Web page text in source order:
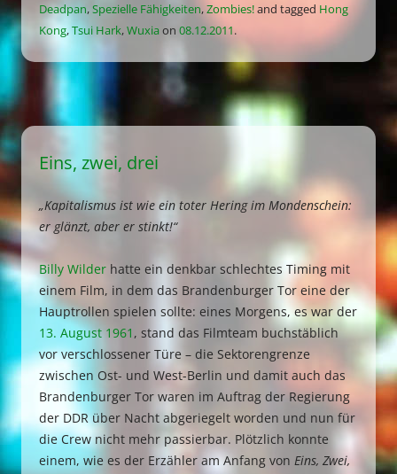
Deadpan,Spezielle Fähigkeiten,Zombies!and tagged Hong
Kong,Tsui Hark,Wuxiaon 08.12.2011.
Eins, zwei, drei
„Kapitalismus ist wie ein toter Hering im Mondenschein:
er glänzt, aber er stinkt!“
Billy Wilder hatte ein denkbar schlechtes Timing mit
einem Film, in dem das Brandenburger Tor eine der
Hauptrollen spielen sollte: eines Morgens, es war der
13. August 1961 , stand das Filmteam buchstäblich
vor verschlossener Türe – die Sektorengrenze
zwischen Ost- und West-Berlin und damit auch das
Brandenburger Tor waren im Auftrag der Regierung
der DDR über Nacht abgeriegelt worden und nun für
die Crew nicht mehr passierbar. Plötzlich konnte
einem, wie es der Erzähler am Anfang von Eins, Zwei,